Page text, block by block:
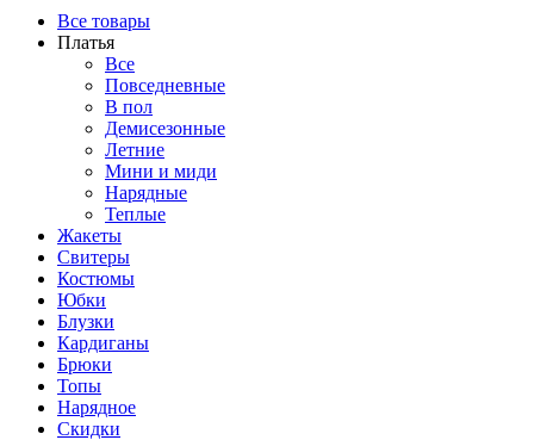
Все товары
Платья
Все
Повседневные
В пол
Демисезонные
Летние
Мини и миди
Нарядные
Теплые
Жакеты
Свитеры
Костюмы
Юбки
Блузки
Кардиганы
Брюки
Топы
Нарядное
Скидки